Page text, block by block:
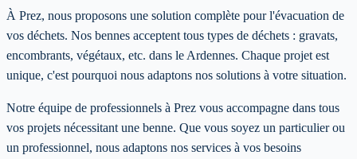
À Prez, nous proposons une solution complète pour l'évacuation de
vos déchets. Nos bennes acceptent tous types de déchets : gravats,
encombrants, végétaux, etc. dans le Ardennes. Chaque projet est
unique, c'est pourquoi nous adaptons nos solutions à votre situation.
Notre équipe de professionnels à Prez vous accompagne dans tous
vos projets nécessitant une benne. Que vous soyez un particulier ou
un professionnel, nous adaptons nos services à vos besoins